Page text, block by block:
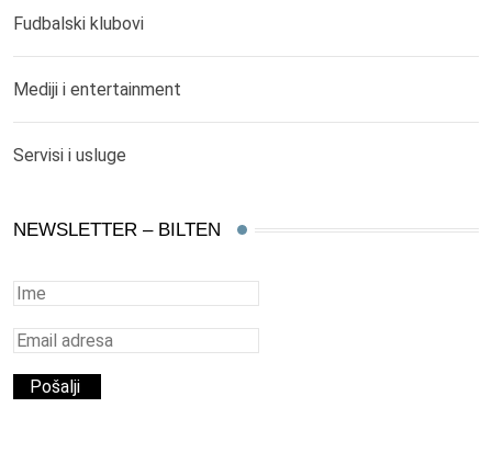
Fudbalski klubovi
Mediji i entertainment
Servisi i usluge
NEWSLETTER – BILTEN